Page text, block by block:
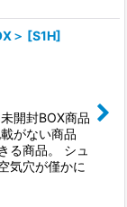
＞ [S1H]
開封BOX商品
がない商品
る商品。 シュ
気穴が僅かに